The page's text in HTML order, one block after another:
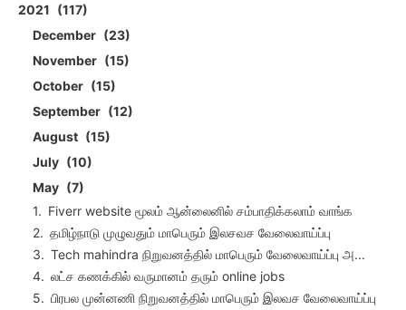
2021
117
December
23
November
15
October
15
September
12
August
15
July
10
May
7
Fiverr website மூலம் ஆன்லைனில் சம்பாதிக்கலாம் வாங்க
தமிழ்நாடு முழுவதும் மாபெரும் இலசவச வேலைவாய்ப்பு
Tech mahindra நிறுவனத்தில் மாபெரும் வேலைவாய்ப்பு அ...
லட்ச கணக்கில் வருமானம் தரும் online jobs
பிரபல முன்னணி நிறுவனத்தில் மாபெரும் இலவச வேலைவாய்ப்பு